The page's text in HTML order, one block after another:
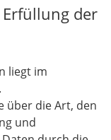
Erfüllung der
liegt im
über die Art, den
und